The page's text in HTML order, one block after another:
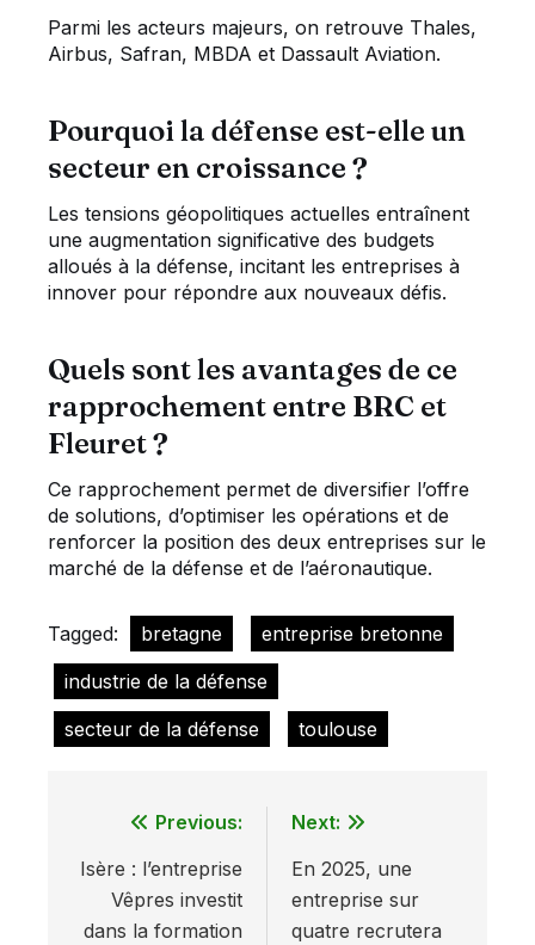
Parmi les acteurs majeurs, on retrouve Thales,
Airbus, Safran, MBDA et Dassault Aviation.
Pourquoi la défense est-elle un
secteur en croissance ?
Les tensions géopolitiques actuelles entraînent
une augmentation significative des budgets
alloués à la défense, incitant les entreprises à
innover pour répondre aux nouveaux défis.
Quels sont les avantages de ce
rapprochement entre BRC et
Fleuret ?
Ce rapprochement permet de diversifier l’offre
de solutions, d’optimiser les opérations et de
renforcer la position des deux entreprises sur le
marché de la défense et de l’aéronautique.
Tagged: bretagne
entreprise bretonne
industrie de la défense
secteur de la défense
toulouse
Navigation
de
l’article
Previous:
Isère : l’entreprise
Vêpres investit
dans la formation
Next:
En 2025, une
entreprise sur
quatre recrutera